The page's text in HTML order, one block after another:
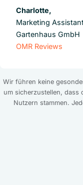
Charlotte,
Marketing
Gartenhaus GmbH
OMR Reviews
Wir führen keine
um sicherzustellen, dass
Nutzern stammen.